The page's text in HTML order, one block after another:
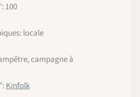
100
locale
campagne à
Kinfolk